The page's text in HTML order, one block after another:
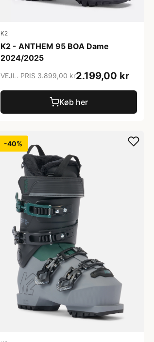
K2
K2 - ANTHEM 95 BOA Dame
2024/2025
VEJL. PRIS 3.899,00 kr2.199,00 kr
Køb her
-40%